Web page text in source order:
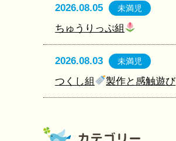
2026.08.05 未満児
ちゅうりっぷ組
2026.08.03 未満児
つくし組 製作と感触遊び